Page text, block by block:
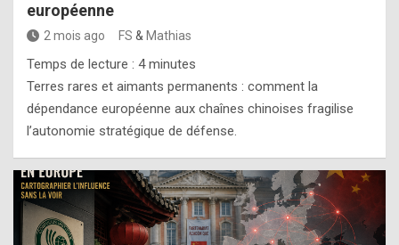
européenne
2 mois ago FS & Mathias
Temps de lecture : 4 minutes
Terres rares et aimants permanents : comment la
dépendance européenne aux chaînes chinoises fragilise
l’autonomie stratégique de défense.